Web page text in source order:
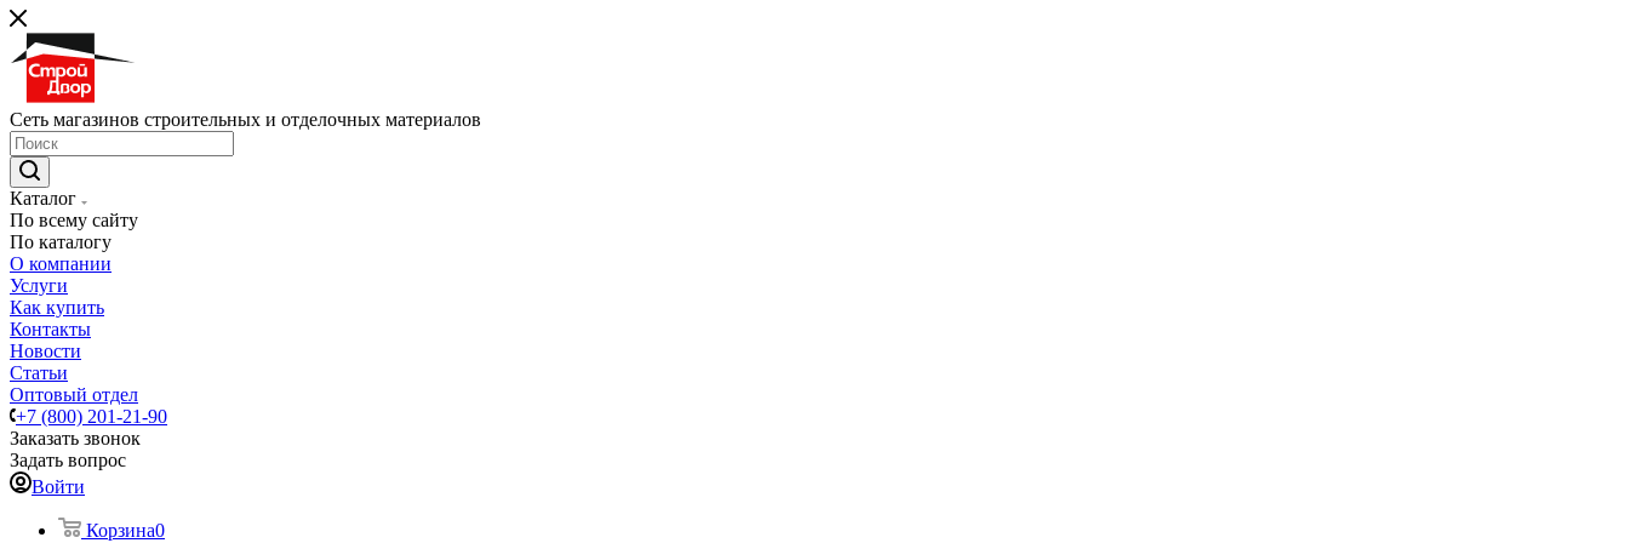
Сеть магазинов строительных и отделочных материалов
Каталог
По всему сайту
По каталогу
О компании
Услуги
Как купить
Контакты
Новости
Статьи
Оптовый отдел
+7 (800) 201-21-90
Заказать звонок
Задать вопрос
Войти
Корзина0